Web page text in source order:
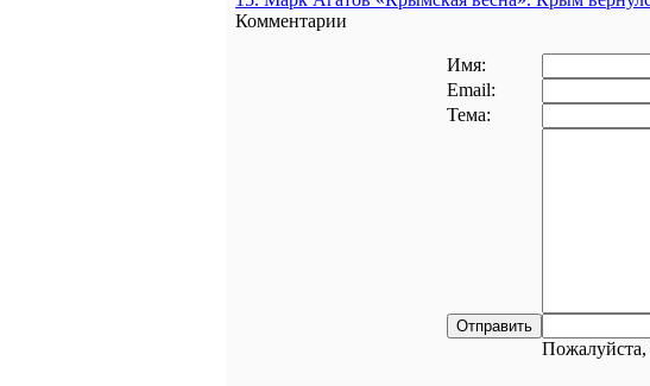
Комментарии
Имя:
Email:
Тема:
Пожалуйста,